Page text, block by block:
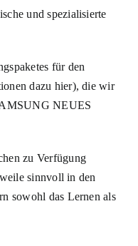
und spezialisierte
für den
dazu hier), die wir
NEUES
zu Verfügung
sinnvoll in den
sowohl das Lernen als